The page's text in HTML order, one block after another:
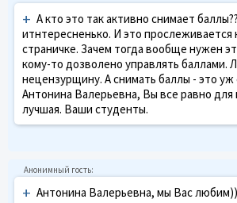
+ А кто это так активно снимает
итнтересненько. И это прослеживается
страничке. Зачем тогда вообще нужен
кому-то дозволено управлять баллами.
нецензурщину. А снимать баллы - это
Антонина Валерьевна, Вы все равно для
лучшая. Ваши студенты.
+ Антонина Валерьевна, мы Вас